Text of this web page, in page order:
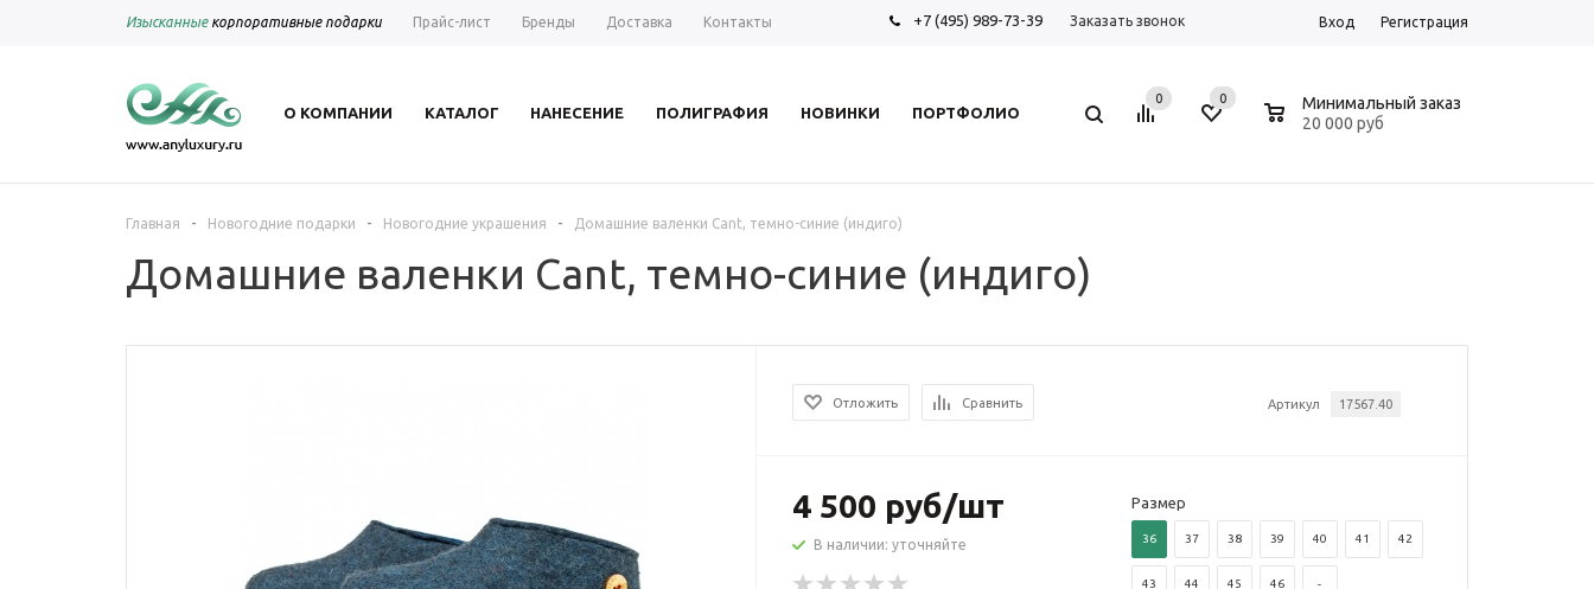
Изысканныекорпоративные подарки Прайс-лист Бренды Доставка Контакты +7 (495) 989-73-39 Заказать звонок Вход Регистрация
О КОМПАНИИ КАТАЛОГ НАНЕСЕНИЕ ПОЛИГРАФИЯ НОВИНКИ ПОРТФОЛИО
0 0
Минимальный заказ
20 000 руб
Главная - Новогодние подарки - Новогодние украшения - Домашние валенки Cant, темно-синие (индиго)
Домашние валенки Cant, темно-синие (индиго)
Артикул 17567.40
Отложить Сравнить
4 500 руб/шт
В наличии: уточняйте
Размер
36 37 38 39 40 41 42
43 44 45 46 -